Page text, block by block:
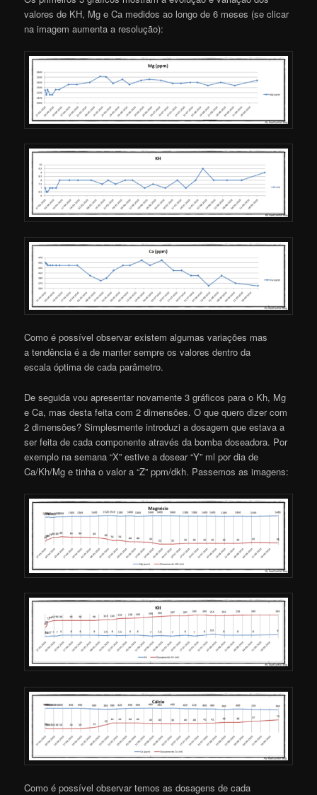
valores de KH, Mg e Ca medidos ao longo de 6 meses (se clicar
na imagem aumenta a resolução):
Como é possível observar existem algumas variações mas
a tendência é a de manter sempre os valores dentro da
escala óptima de cada parâmetro.
De seguida vou apresentar novamente 3 gráficos para o Kh, Mg
e Ca, mas desta feita com 2 dimensões. O que quero dizer com
2 dimensões? Simplesmente introduzi a dosagem que estava a
ser feita de cada componente através da bomba doseadora. Por
exemplo na semana “X” estive a dosear “Y” ml por dia de
Ca/Kh/Mg e tinha o valor a “Z” ppm/dkh. Passemos as imagens:
Como é possível observar temos as dosagens de cada